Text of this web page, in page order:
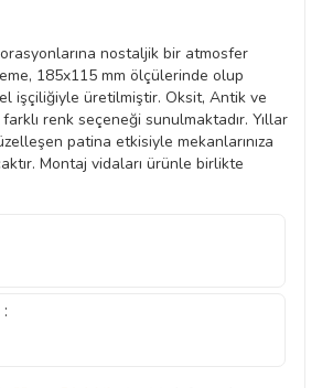
nostaljik bir atmosfer
185x115 mm ölçülerinde olup
işçiliğiyle üretilmiştir. Oksit, Antik ve
renk seçeneği sunulmaktadır. Yıllar
patina etkisiyle mekanlarınıza
Montaj vidaları ürünle birlikte